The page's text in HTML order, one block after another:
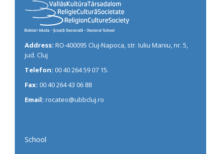
Address: RO-400095 Cluj-Napoca, str. Iuliu Maniu, nr. 5,
jud. Cluj
Telefon: 00 40 264 59 07 15.
Fax: 00 40 264 43 06 88
Email: rocateo@ubbcluj.ro
School